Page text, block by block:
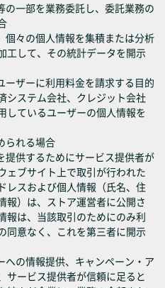
一部を業務委託し、委託業務の
々の個人情報を集積または分析
工して、その統計データを開示
ザーに利用料金を請求する目的
システム会社、クレジット会社
しているユーザーの個人情報を
られる場合
供するためにサービス提供者が
ェブサイト上で取引が行われた
レスおよび個人情報（氏名、住
報）は、ストア運営者に公開さ
報は、当該取引のためにのみ利
同意なく、これを第三者に開示
の情報提供、キャンペーン・ア
サービス提供者が信頼に足ると